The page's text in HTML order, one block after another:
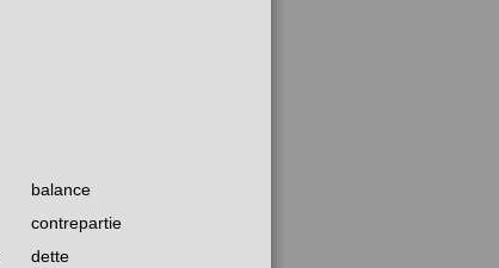
balance
contrepartie
dette